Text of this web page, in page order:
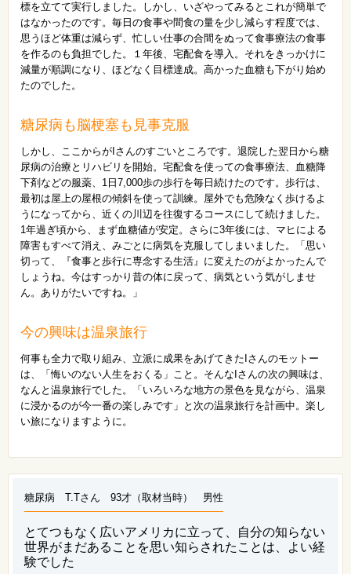
標を立てて実行しました。しかし、いざやってみるとこれが簡単で
はなかったのです。毎日の食事や間食の量を少し減らす程度では、
思うほど体重は減らず、忙しい仕事の合間をぬって食事療法の食事
を作るのも負担でした。１年後、宅配食を導入。それをきっかけに
減量が順調になり、ほどなく目標達成。高かった血糖も下がり始め
たのでした。
糖尿病も脳梗塞も見事克服
しかし、ここからがIさんのすごいところです。退院した翌日から糖
尿病の治療とリハビリを開始。宅配食を使っての食事療法、血糖降
下剤などの服薬、1日7,000歩の歩行を毎日続けたのです。歩行は、
最初は屋上の屋根の傾斜を使って訓練。屋外でも危険なく歩けるよ
うになってから、近くの川辺を往復するコースにして続けました。
1年過ぎ頃から、まず血糖値が安定。さらに3年後には、マヒによる
障害もすべて消え、みごとに病気を克服してしまいました。「思い
切って、『食事と歩行に専念する生活』に変えたのがよかったんで
しょうね。今はすっかり昔の体に戻って、病気という気がしませ
ん。ありがたいですね。」
今の興味は温泉旅行
何事も全力で取り組み、立派に成果をあげてきたIさんのモットー
は、「悔いのない人生をおくる」こと。そんなIさんの次の興味は、
なんと温泉旅行でした。「いろいろな地方の景色を見ながら、温泉
に浸かるのが今一番の楽しみです」と次の温泉旅行を計画中。楽し
い旅になりますように。
糖尿病 T.Tさん 93才（取材当時） 男性
とてつもなく広いアメリカに立って、自分の知らない
世界がまだあることを思い知らされたことは、よい経
験でした